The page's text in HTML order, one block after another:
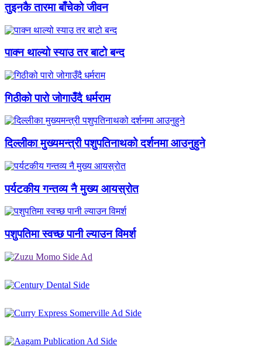
तुइनकै तारमा बाँचेको जीवन
पाक्न थाल्यो स्याउ तर बाटो बन्द
गिठीको पारो जोगाउँदै धर्मराम
दिल्लीका मुख्यमन्त्री पशुपतिनाथको दर्शनमा आउनुहुने
पर्यटकीय गन्तव्य नै मुख्य आयस्रोत
पशुपतिमा स्वच्छ पानी ल्याउन विमर्श